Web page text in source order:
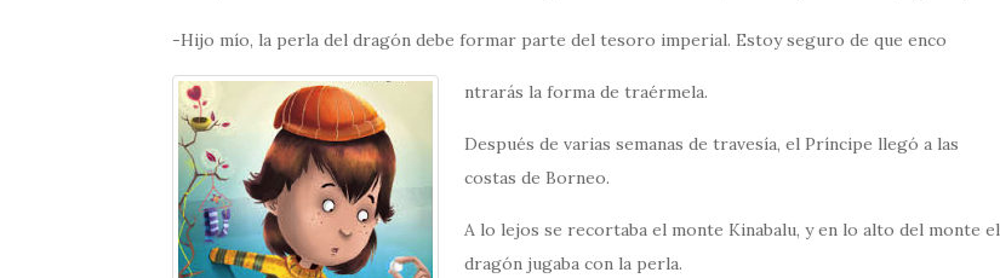
-Hijo mío, la perla del dragón debe formar parte del tesoro imperial. Estoy seguro de que enco
ntrarás la forma de traérmela.
Después de varias semanas de travesía, el Príncipe llegó a las
costas de Borneo.
A lo lejos se recortaba el monte Kinabalu, y en lo alto del monte el
dragón jugaba con la perla.